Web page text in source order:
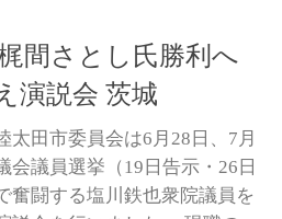
間さとし氏勝利へ
演説会 茨城
太田市委員会は6月28日、7月
会議員選挙（19日告示・26日
奮闘する塩川鉄也衆院議員を